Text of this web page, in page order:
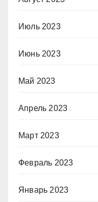
Июль 2023
Июнь 2023
Май 2023
Апрель 2023
Март 2023
Февраль 2023
Январь 2023